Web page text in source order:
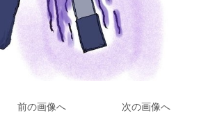
前の画像へ 次の画像へ